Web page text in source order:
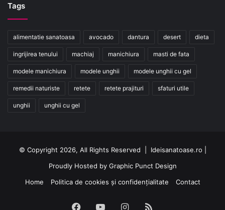
Tags
alimentatie sanatoasa avocado dantura desert dieta
ingrijirea tenului machiaj manichiura masti de fata
modele manichiura modele unghii modele unghii cu gel
remedii naturiste retete retete prajituri sfaturi utile
unghii unghii cu gel
© Copyright 2026, All Rights Reserved | Ideisanatoase.ro |
Proudly Hosted by Graphic Punct Design
Home
Politica de cookies și confidențialitate Contact
FacebookYouTubeInstagram